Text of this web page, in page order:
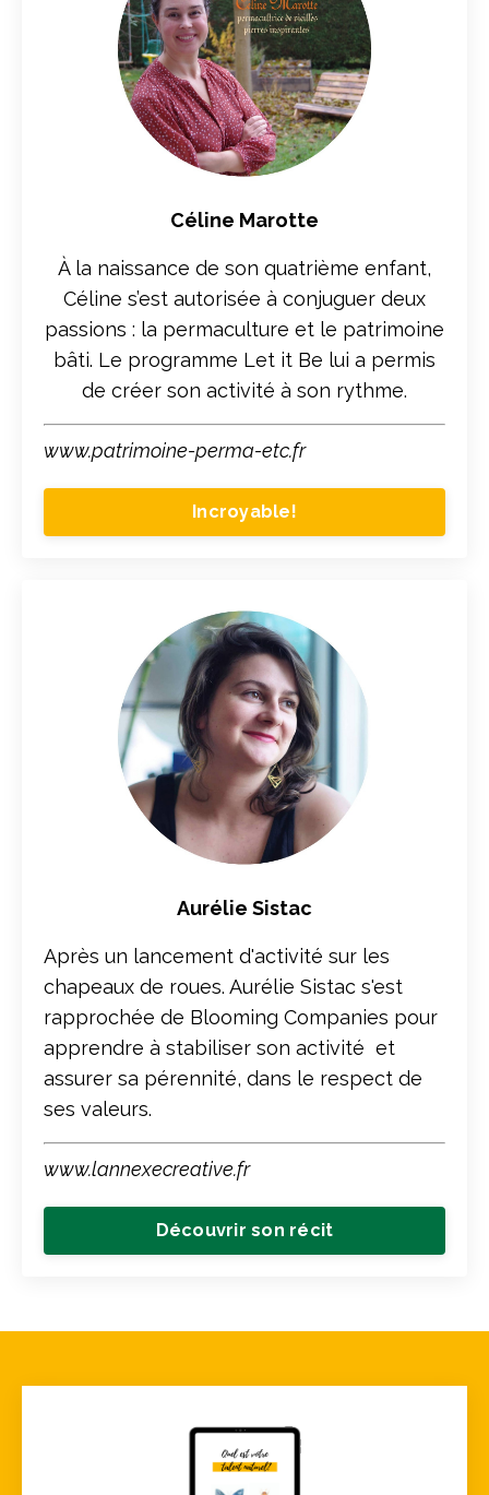
Céline Marotte
À la naissance de son quatrième enfant,
Céline s’est autorisée à conjuguer deux
passions : la permaculture et le patrimoine
bâti. Le programme Let it Be lui a permis
de créer son activité à son rythme.
www.patrimoine-perma-etc.fr
Incroyable!
Aurélie Sistac
Après un lancement d'activité sur les
chapeaux de roues. Aurélie Sistac s'est
rapprochée de Blooming Companies pour
apprendre à stabiliser son activité et
assurer sa pérennité, dans le respect de
ses valeurs.
www.lannexecreative.fr
Découvrir son récit